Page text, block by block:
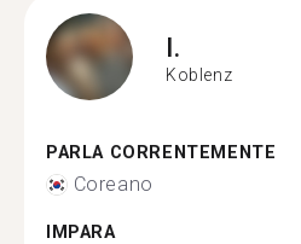
I.
Koblenz
PARLA CORRENTEMENTE
Coreano
IMPARA